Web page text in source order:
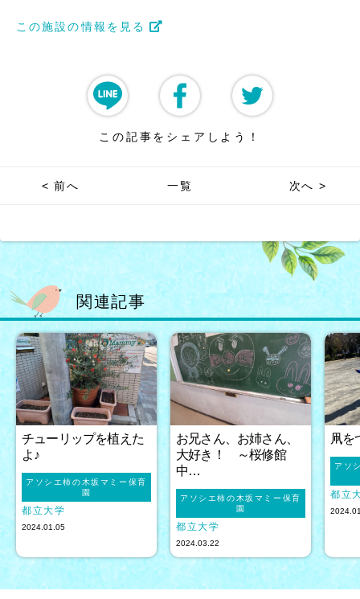
この施設の情報を見る
この記事をシェアしよう！
< 前へ 一覧 次へ >
関連記事
チューリップを植えた
よ♪
アソシエ柿の木坂マミー保育
園
都立大学
2024.01.05
お兄さん、お姉さん、
大好き！ ～桜修館
中…
アソシエ柿の木坂マミー保育
園
都立大学
2024.03.22
凧を
アソ
都立